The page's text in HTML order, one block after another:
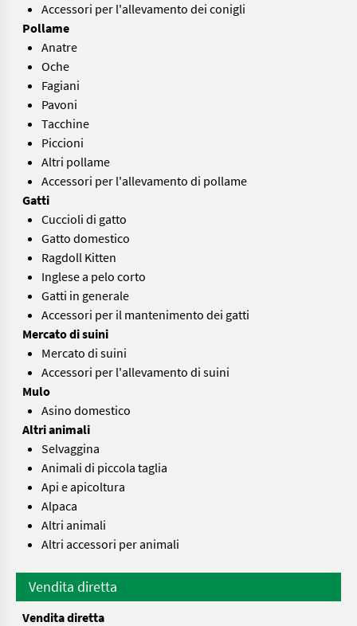
Accessori per l'allevamento dei conigli
Pollame
Anatre
Oche
Fagiani
Pavoni
Tacchine
Piccioni
Altri pollame
Accessori per l'allevamento di pollame
Gatti
Cuccioli di gatto
Gatto domestico
Ragdoll Kitten
Inglese a pelo corto
Gatti in generale
Accessori per il mantenimento dei gatti
Mercato di suini
Mercato di suini
Accessori per l'allevamento di suini
Mulo
Asino domestico
Altri animali
Selvaggina
Animali di piccola taglia
Api e apicoltura
Alpaca
Altri animali
Altri accessori per animali
Vendita diretta
Vendita diretta